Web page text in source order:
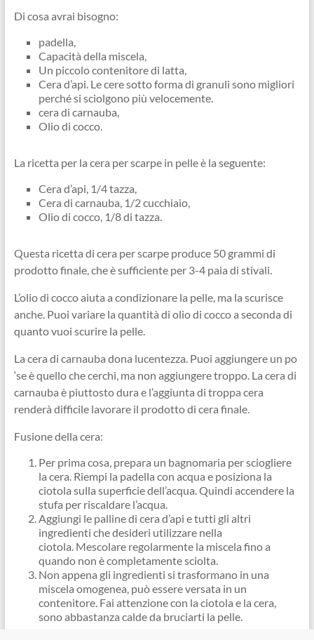
Di cosa avrai bisogno:
padella,
Capacità della miscela,
Un piccolo contenitore di latta,
Cera d’api. Le cere sotto forma di granuli sono migliori
perché si sciolgono più velocemente.
cera di carnauba,
Olio di cocco.
La ricetta per la cera per scarpe in pelle è la seguente:
Cera d’api, 1/4 tazza,
Cera di carnauba, 1/2 cucchiaio,
Olio di cocco, 1/8 di tazza.
Questa ricetta di cera per scarpe produce 50 grammi di
prodotto finale, che è sufficiente per 3-4 paia di stivali.
L’olio di cocco aiuta a condizionare la pelle, ma la scurisce
anche. Puoi variare la quantità di olio di cocco a seconda di
quanto vuoi scurire la pelle.
La cera di carnauba dona lucentezza. Puoi aggiungere un po
‘se è quello che cerchi, ma non aggiungere troppo. La cera di
carnauba è piuttosto dura e l’aggiunta di troppa cera
renderà difficile lavorare il prodotto di cera finale.
Fusione della cera:
Per prima cosa, prepara un bagnomaria per sciogliere
la cera. Riempi la padella con acqua e posiziona la
ciotola sulla superficie dell’acqua. Quindi accendere la
stufa per riscaldare l’acqua.
Aggiungi le palline di cera d’api e tutti gli altri
ingredienti che desideri utilizzare nella
ciotola. Mescolare regolarmente la miscela fino a
quando non è completamente sciolta.
Non appena gli ingredienti si trasformano in una
miscela omogenea, può essere versata in un
contenitore. Fai attenzione con la ciotola e la cera,
sono abbastanza calde da bruciarti la pelle.